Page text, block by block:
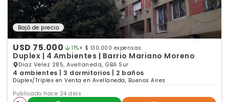
Bajó de precio
USD 75.000 11%+ $ 130.000 expensas
Duplex | 4 Ambientes | Barrio Mariano Moreno
Diaz Velez 285, Avellaneda, GBA Sur
4 ambientes | 3 dormitorios | 2 baños
Dúplex/Tríplex en Venta en Avellaneda, Buenos Aires
Publicado hace 24 días